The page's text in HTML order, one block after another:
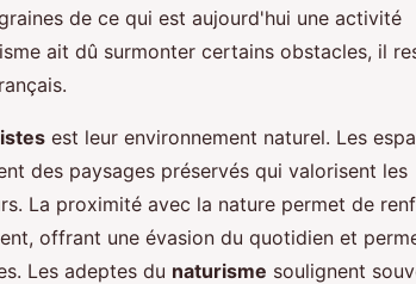
de ce qui est aujourd'hui une activité
ait dû surmonter certains obstacles, il
est leur environnement naturel. Les
des paysages préservés qui valorisent les
La proximité avec la nature permet de
offrant une évasion du quotidien et
Les adeptes du naturisme soulignent